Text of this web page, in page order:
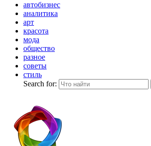
автобизнес
аналитика
арт
красота
мода
общество
разное
советы
стиль
Search for: